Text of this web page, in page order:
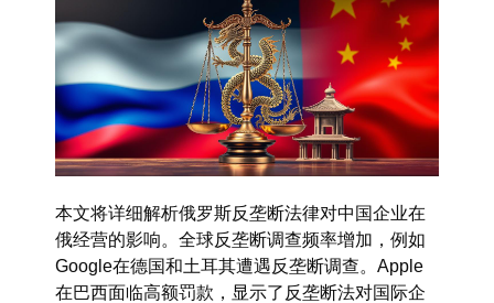
本文将详细解析俄罗斯反垄断法律对中国企业在
俄经营的影响。全球反垄断调查频率增加，例如
Google在德国和土耳其遭遇反垄断调查。Apple
在巴西面临高额罚款，显示了反垄断法对国际企